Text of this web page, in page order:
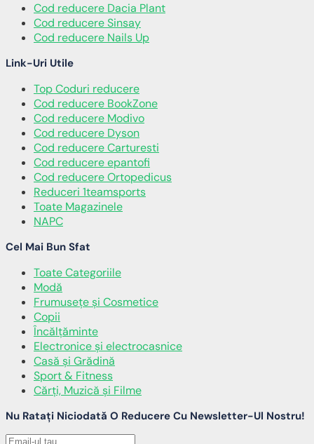
Cod reducere Dacia Plant
Cod reducere Sinsay
Cod reducere Nails Up
Link-Uri Utile
Top Coduri reducere
Cod reducere BookZone
Cod reducere Modivo
Cod reducere Dyson
Cod reducere Carturesti
Cod reducere epantofi
Cod reducere Ortopedicus
Reduceri 1teamsports
Toate Magazinele
NAPC
Cel Mai Bun Sfat
Toate Categoriile
Modă
Frumusețe și Cosmetice
Copii
Încălţăminte
Electronice și electrocasnice
Casă și Grădină
Sport & Fitness
Cărți, Muzică și Filme
Nu Ratați Niciodată O Reducere Cu Newsletter-Ul Nostru!